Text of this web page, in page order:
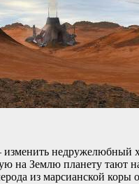
недружелюбный
Землю планету тают
из марсианской